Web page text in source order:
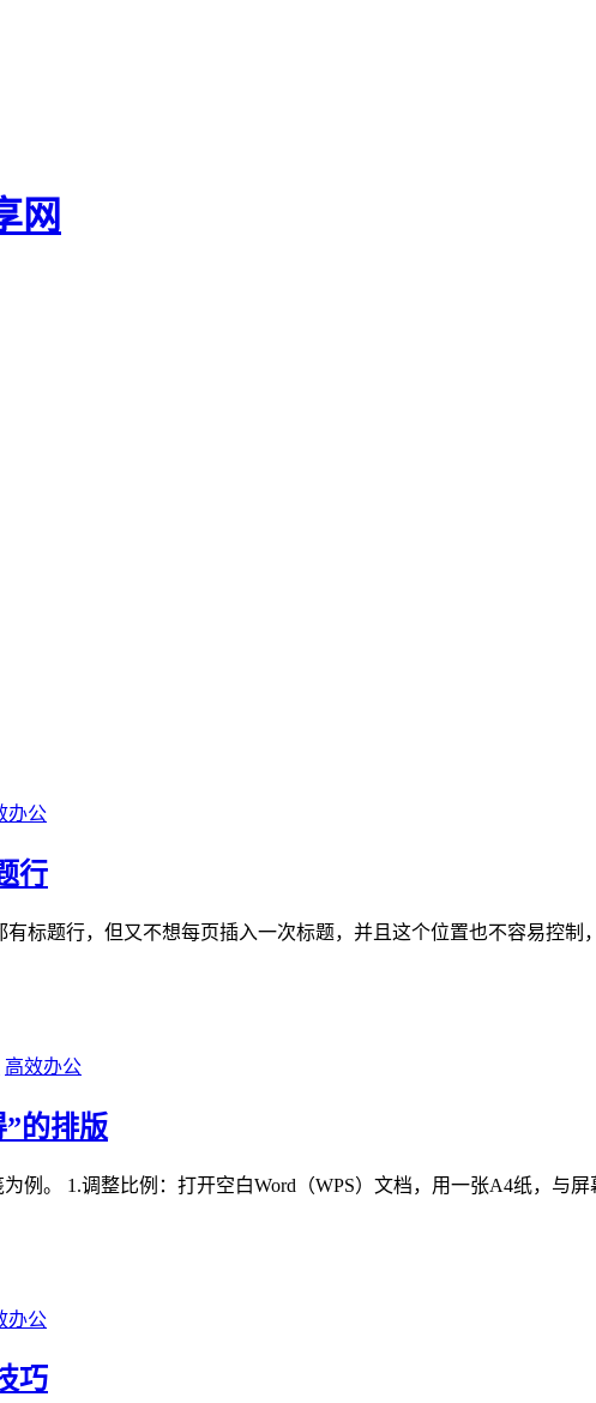
网
办公
行
标题行，但又不想每页插入一次标题，并且这个位置也不容易控
高效办公
的排版
例。 1.调整比例：打开空白Word（WPS）文档，用一张A4纸，与
办公
巧